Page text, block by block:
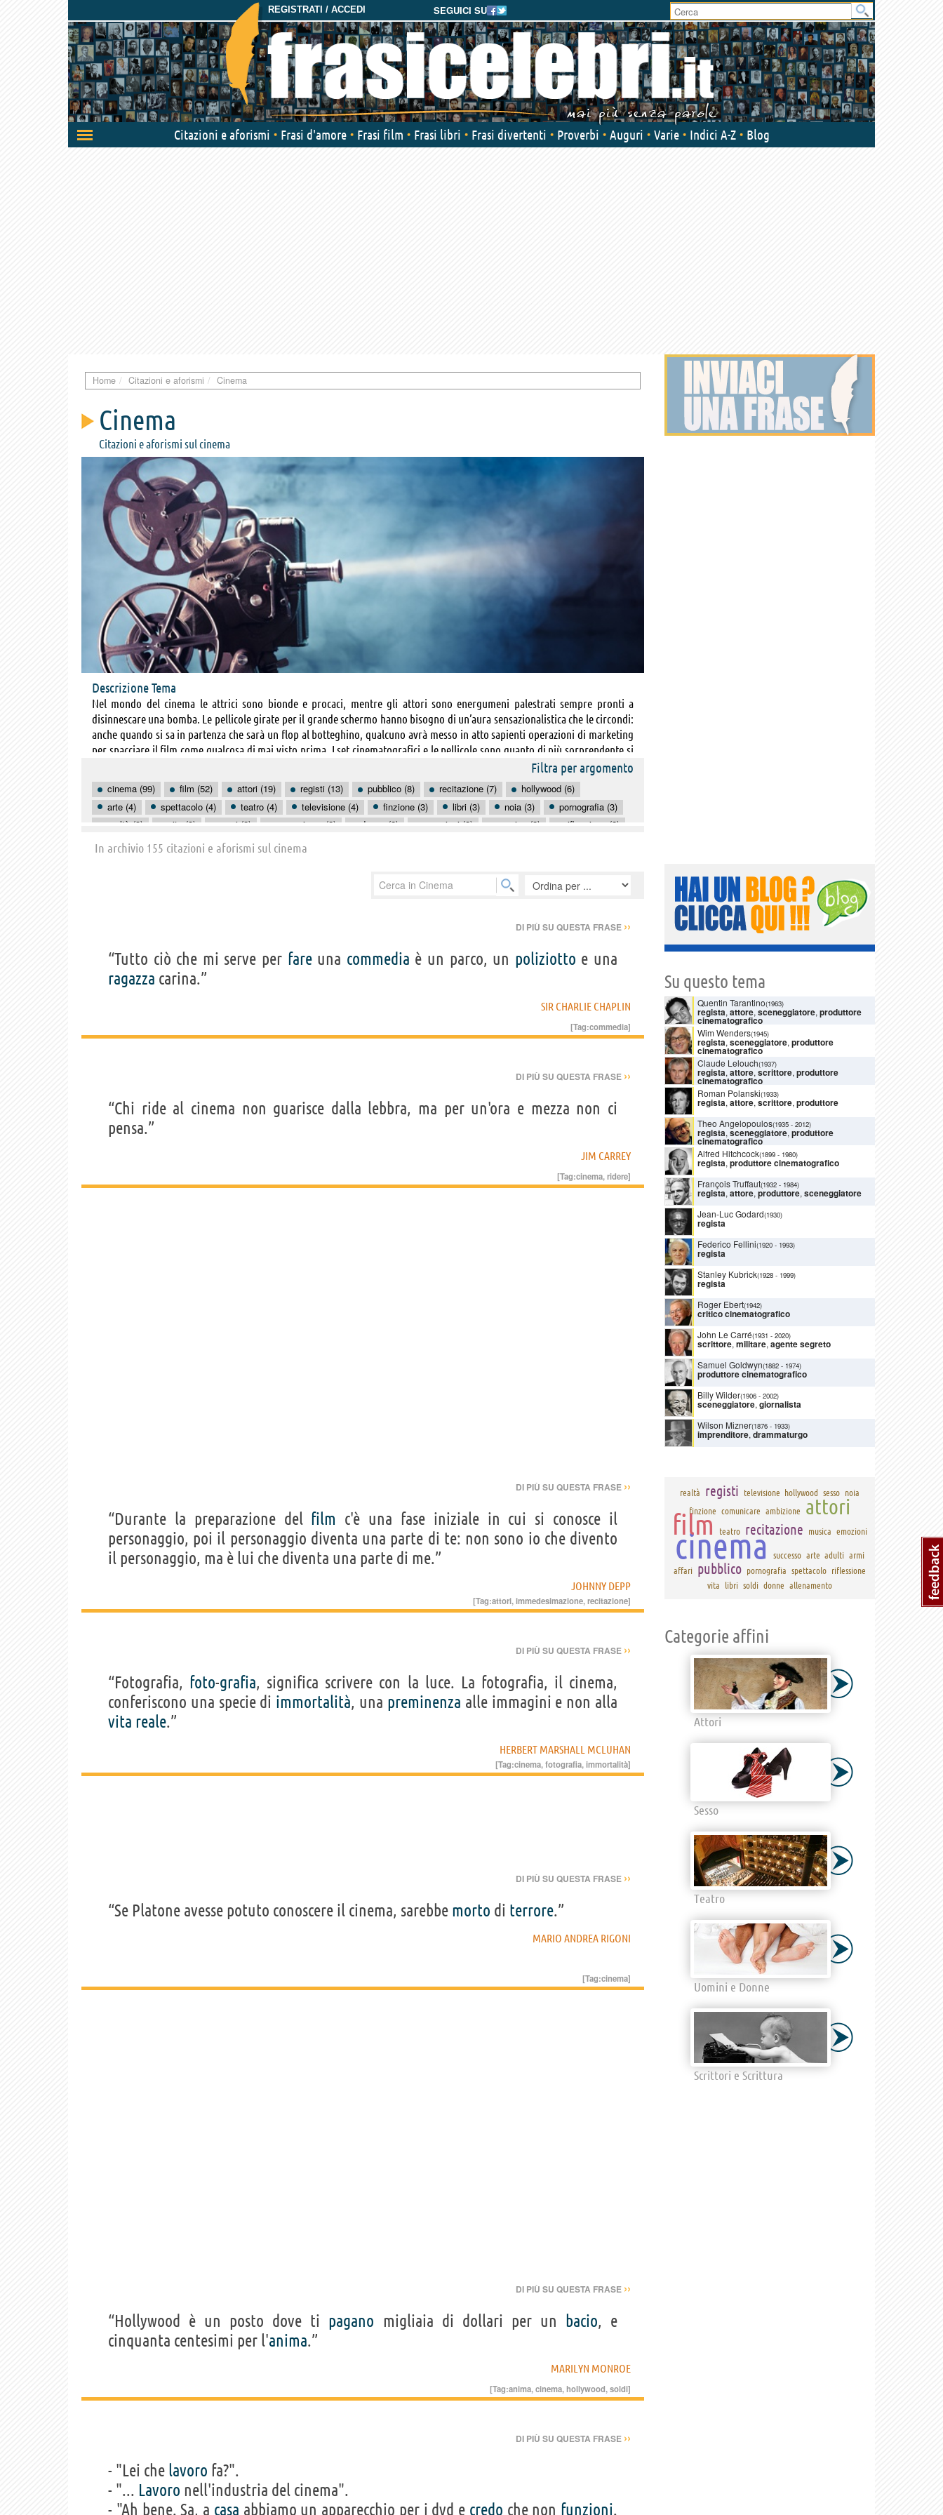
SEGUICI SU
REGISTRATI / ACCEDI
Attiva/disattiva
navigazione
User
area
Citazioni e aforismi Frasi d'amore Frasi film Frasi libri Frasi divertenti Proverbi Auguri Varie Indici A-Z Blog
Home Citazioni e aforismi Cinema
Cinema
Citazioni e aforismi sul cinema
Descrizione Tema
Nel mondo del cinema le attrici sono bionde e procaci, mentre gli attori sono energumeni palestrati sempre pronti a
disinnescare una bomba. Le pellicole girate per il grande schermo hanno bisogno di un’aura sensazionalistica che le circondi:
anche quando si sa in partenza che sarà un flop al botteghino, qualcuno avrà messo in atto sapienti operazioni di marketing
per spacciare il film come qualcosa di mai visto prima. I set cinematografici e le pellicole sono quanto di più sorprendente si
riesca a pensare: effetti speciali da paura, ambientazioni mozzafiato, fotografia degna dei migliori pittori, regie spettacolari,
e poco importa se gli attori lascino a desiderare. Di seguito trovi una selezione completa di frasi, citazioni e aforismi sul
mondo del cinema.
Filtra per argomento
cinema (99) film (52) attori (19) registi (13) pubblico (8) recitazione (7)
hollywood (6)
arte (4)
spettacolo (4) teatro (4) televisione (4) finzione (3) libri (3) noia (3)
pornografia (3)
realtà (3)
vita (3) armi (2) comunicare (2) donne (2) emozioni (2) musica (2)
riflessione (2)
sesso (2)
soldi (2) successo (2)
In archivio 155 citazioni e aforismi sul cinema
DI PIÙ SU QUESTA FRASE ››
“Tutto ciò che mi serve per fareuna commedia è un parco, un poliziotto e una
ragazza carina.”
SIR CHARLIE CHAPLIN
[Tag:commedia]
DI PIÙ SU QUESTA FRASE ››
“Chi ride al cinema non guarisce dalla lebbra, ma per un'ora e mezza non ci
pensa.”
JIM CARREY
[Tag:cinema,ridere]
DI PIÙ SU QUESTA FRASE ››
“Durante la preparazione del film c'è una fase iniziale in cui si conosce il
personaggio, poi il personaggio diventa una parte di te: non sono io che divento
il personaggio, ma è lui che diventa una parte di me.”
JOHNNY DEPP
[Tag:attori,immedesimazione,recitazione]
DI PIÙ SU QUESTA FRASE ››
“Fotografia, foto-grafia, significa scrivere con la luce. La fotografia, il cinema,
conferiscono una specie di immortalità, una preminenza alle immagini e non alla
vita reale.”
HERBERT MARSHALL MCLUHAN
[Tag:cinema,fotografia,immortalità]
DI PIÙ SU QUESTA FRASE ››
“Se Platone avesse potuto conoscere il cinema, sarebbe morto di terrore.”
MARIO ANDREA RIGONI
[Tag:cinema]
DI PIÙ SU QUESTA FRASE ››
“Hollywood è un posto dove ti pagano migliaia di dollari per un bacio, e
cinquanta centesimi per l'anima.”
MARILYN MONROE
[Tag:anima,cinema,hollywood,soldi]
DI PIÙ SU QUESTA FRASE ››
- "Lei che lavoro fa?".
- "... Lavoro nell'industria del cinema".
- "Ah bene. Sa, a casa abbiamo un apparecchio per i dvd e credo che non funzioni.
Su questo tema
Quentin Tarantino(1963)
regista, attore, sceneggiatore, produttore
cinematografico
Wim Wenders(1945)
regista, sceneggiatore, produttore
cinematografico
Claude Lelouch(1937)
regista, attore, scrittore, produttore
cinematografico
Roman Polanski(1933)
regista, attore, scrittore, produttore
Theo Angelopoulos(1935 - 2012)
regista, sceneggiatore, produttore
cinematografico
Alfred Hitchcock(1899 - 1980)
regista, produttore cinematografico
François Truffaut(1932 - 1984)
regista, attore, produttore, sceneggiatore
Jean-Luc Godard(1930)
regista
Federico Fellini(1920 - 1993)
regista
Stanley Kubrick(1928 - 1999)
regista
Roger Ebert(1942)
critico cinematografico
John Le Carré(1931 - 2020)
scrittore, militare, agente segreto
Samuel Goldwyn(1882 - 1974)
produttore cinematografico
Billy Wilder(1906 - 2002)
sceneggiatore, giornalista
Wilson Mizner(1876 - 1933)
imprenditore, drammaturgo
realtà registi televisione hollywood sesso noia
finzione comunicare ambizione attori
film teatro recitazione musica emozioni
cinema successo arte adulti armi
affari pubblico pornografia spettacolo riflessione
vita
libri soldi donne allenamento
Categorie affini
Attori
Sesso
Teatro
Uomini e Donne
Scrittori e Scrittura